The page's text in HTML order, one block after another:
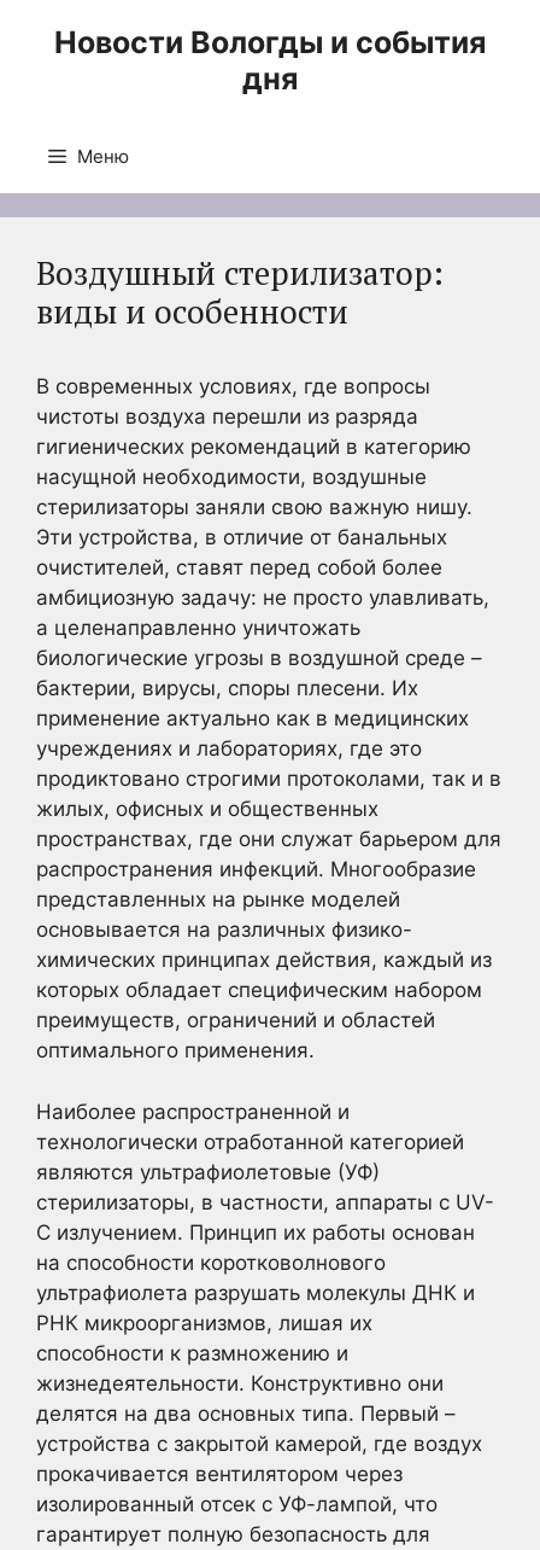
Новости Вологды и события
дня
Меню
Воздушный стерилизатор:
виды и особенности
В современных условиях, где вопросы
чистоты воздуха перешли из разряда
гигиенических рекомендаций в категорию
насущной необходимости, воздушные
стерилизаторы заняли свою важную нишу.
Эти устройства, в отличие от банальных
очистителей, ставят перед собой более
амбициозную задачу: не просто улавливать,
а целенаправленно уничтожать
биологические угрозы в воздушной среде –
бактерии, вирусы, споры плесени. Их
применение актуально как в медицинских
учреждениях и лабораториях, где это
продиктовано строгими протоколами, так и в
жилых, офисных и общественных
пространствах, где они служат барьером для
распространения инфекций. Многообразие
представленных на рынке моделей
основывается на различных физико-
химических принципах действия, каждый из
которых обладает специфическим набором
преимуществ, ограничений и областей
оптимального применения.
Наиболее распространенной и
технологически отработанной категорией
являются ультрафиолетовые (УФ)
стерилизаторы, в частности, аппараты с UV-
C излучением. Принцип их работы основан
на способности коротковолнового
ультрафиолета разрушать молекулы ДНК и
РНК микроорганизмов, лишая их
способности к размножению и
жизнедеятельности. Конструктивно они
делятся на два основных типа. Первый –
устройства с закрытой камерой, где воздух
прокачивается вентилятором через
изолированный отсек с УФ-лампой, что
гарантирует полную безопасность для